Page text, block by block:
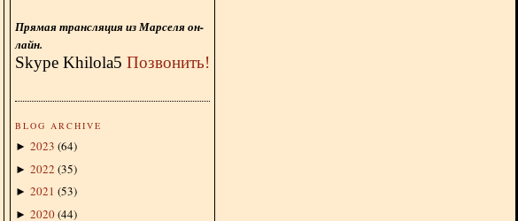
Прямая трансляция из Марселя он-
лайн.
Skype Khilola5 Позвонить!
BLOG ARCHIVE
► 2023 (64)
► 2022 (35)
► 2021 (53)
► 2020(44)